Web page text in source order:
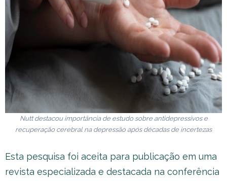
Nutt destacou importância de estudo sobre antidepressivos e
recuperação cerebral na depressão após décadas de incertezas
Esta pesquisa foi aceita para publicação em uma
revista especializada e destacada na conferência